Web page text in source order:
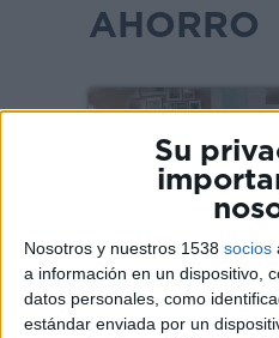
Su
Nosotros y nuestros 1538 socios
a información en un dispositivo,
datos personales, como
estándar enviada por un
AHORRO